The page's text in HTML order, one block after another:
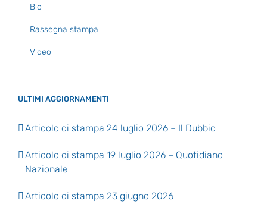
Bio
Rassegna stampa
Video
ULTIMI AGGIORNAMENTI
Articolo di stampa 24 luglio 2026 – Il Dubbio
Articolo di stampa 19 luglio 2026 – Quotidiano
Nazionale
Articolo di stampa 23 giugno 2026